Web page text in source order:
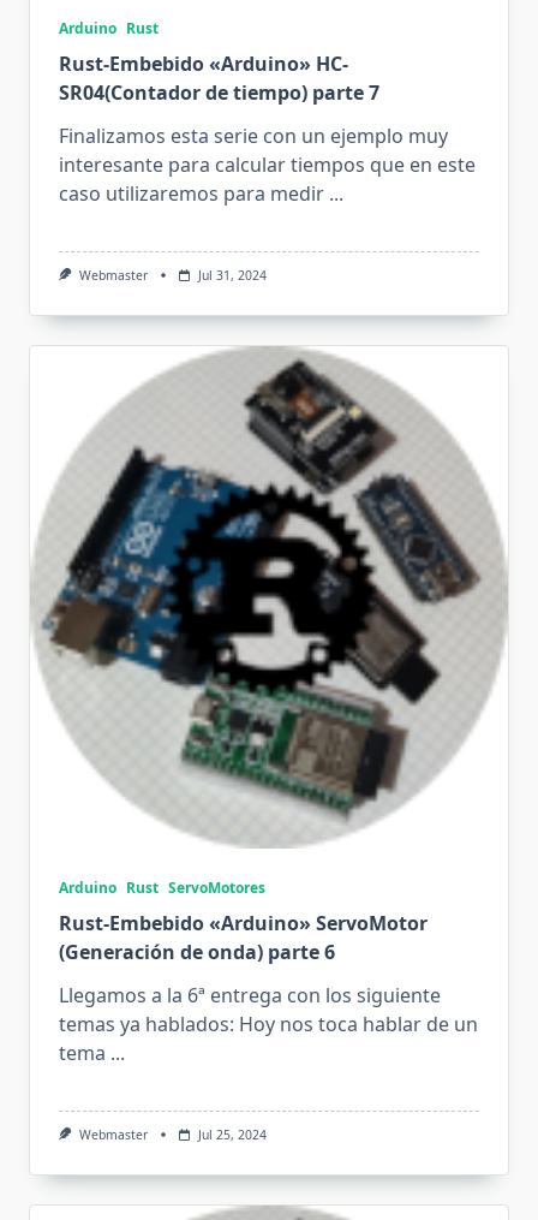
Arduino Rust
Rust-Embebido «Arduino» HC-
SR04(Contador de tiempo) parte 7
Finalizamos esta serie con un ejemplo muy
interesante para calcular tiempos que en este
caso utilizaremos para medir ...
Webmaster Jul 31, 2024
Arduino Rust ServoMotores
Rust-Embebido «Arduino» ServoMotor
(Generación de onda) parte 6
Llegamos a la 6ª entrega con los siguiente
temas ya hablados: Hoy nos toca hablar de un
tema ...
Webmaster Jul 25, 2024